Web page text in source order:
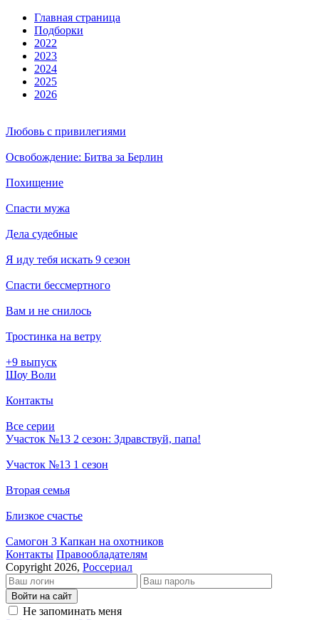
Глав­ная стра­ни­ца
Подборки
2022
2023
2024
2025
2026
Любовь с привилегиями
Освобождение: Битва за Берлин
Похищение
Спасти мужа
Дела судебные
Я иду тебя искать 9 сезон
Спасти бессмертного
Вам и не снилось
Тростинка на ветру
+9 выпуск
Шоу Воли
Контакты
Все серии
Участок №13 2 сезон: Здравствуй, папа!
Участок №13 1 сезон
Вторая семья
Близкое счастье
Самогон 3 Капкан на охотников
Кон­так­ты Пра­во­об­ла­да­те­лям
Copyright 2026, Россериал
Войти на сайт
Не запоминать меня